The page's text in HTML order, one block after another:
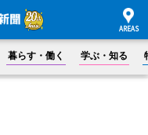
暮らす・働く 学ぶ・知る